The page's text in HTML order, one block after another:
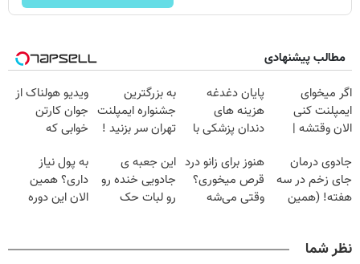
مطالب پیشنهادی
اگر میخوای
ایمپلنت کنی
الان وقتشه |
میلیون تومان!!!
پایان دغدغه
هزینه های
دندان پزشکی با
خانگی
به بزرگترین
جشنواره ایمپلنت
تهران سر بزنید !
میلیون !
ویدیو هولناک از
جوان کارتن
خوابی که
آموزش رایگان
جادوی درمان
جای زخم در سه
هفته! (همین
هنوز برای زانو درد
قرص میخوری؟
وقتی می‌شه
این جعبه ی
جادویی خنده رو
رو لبات حک
به پول نیاز
داری؟ همین
الان این دوره
نظر شما